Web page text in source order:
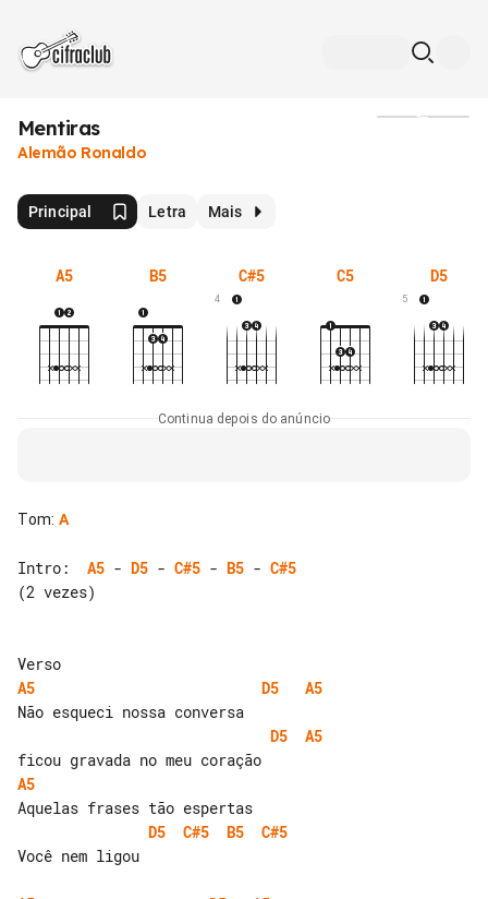
Mentiras
Alemão Ronaldo
Principal Letra Mais
A5 B5 C#5
4
C5 D5
5
Continua depois do anúncio
Tom: A
Intro: A5 - D5 - C#5 - B5 - C#5
(2 vezes)
A5
D5
A5
D5
A5
A5
D5
C#5 B5
C#5
Você nem ligou